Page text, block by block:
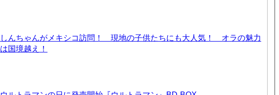
しんちゃんがメキシコ訪問！ 現地の子供たちにも大人気！ オラの魅力
は国境越え！